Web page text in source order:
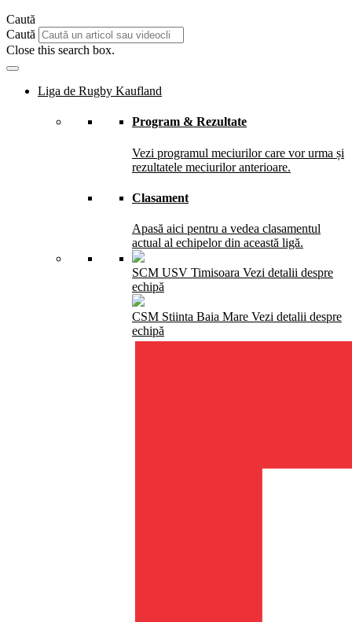
Caută
Caută
Close this search box.
Liga de Rugby Kaufland
Program & Rezultate
Vezi programul meciurilor care vor urma și
rezultatele meciurilor anterioare.
Clasament
Apasă aici pentru a vedea clasamentul
actual al echipelor din această ligă.
SCM USV Timisoara Vezi detalii despre
echipă
CSM Stiinta Baia Mare Vezi detalii despre
echipă